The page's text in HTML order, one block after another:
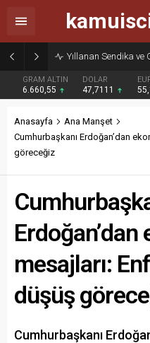
GRAM ALTIN
6.660,55
DOLAR
47,7111
Anasayfa
Ana Manşet
Cumhurbaşkanı Erdoğan’dan
göreceğiz
mesajları:
düşüş
Cumhurbaşkanı